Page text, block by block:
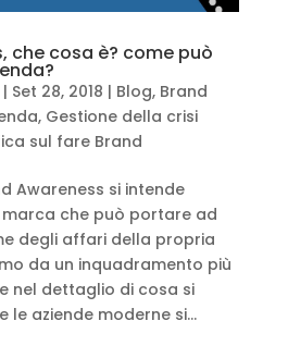
che cosa è? come può
Set 28, 2018 | Blog, Brand
, Gestione della crisi
sul fare Brand
Awareness si intende
che può portare ad
degli affari della propria
da un inquadramento più
nel dettaglio di cosa si
aziende moderne si...